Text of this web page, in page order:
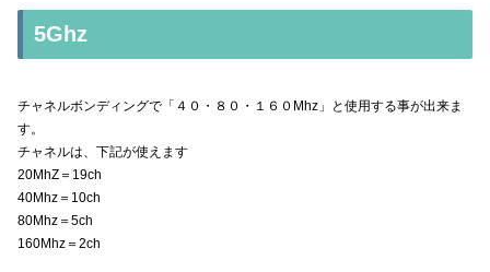
5Ghz
チャネルボンディングで「４０・８０・１６０Mhz」と使用する事が出来ま
す。
チャネルは、下記が使えます
20MhZ＝19ch
40Mhz＝10ch
80Mhz＝5ch
160Mhz＝2ch